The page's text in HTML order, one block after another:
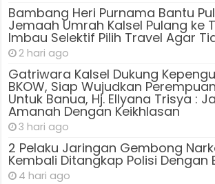
Bambang Heri Purnama Bantu
Jemaah Umrah Kalsel Pulang ke
Imbau Selektif Pilih Travel Agar
2 hari ago
Gatriwara Kalsel Dukung
BKOW, Siap Wujudkan
Untuk Banua, Hj. Ellyana Trisya :
Amanah Dengan Keikhlasan
3 hari ago
2 Pelaku Jaringan Gembong
Kembali Ditangkap Polisi Dengan
4 hari ago